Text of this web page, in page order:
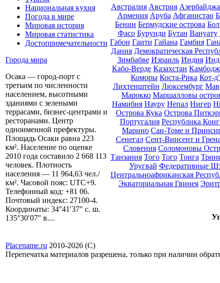
Национальная кухня
Погода в мире
Мировая история
Мировая статистика
Достопримечательности
Города мира
Осака — город-порт с
третьим по численности
населением, высотными
зданиями с зелеными
террасами, бизнес-центрами и
ресторанами. Центр
одноименной префектуры.
Площадь Осаки равна 223
км². Население по оценке
2010 года составило 2 668 113
человек. Плотность
населения — 11 964,63 чел./
км². Часовой пояс: UTC+9.
Телефонный код: +81 06.
Почтовый индекс: 27100-4.
Координаты: 34°41′37″ с. ш.
135°30′07″ в....
Австралия Австрия
Армения Аруба Афганистан
Бенин Бермудские острова
Фасо Бурунди Бутан Вануату
Габон Гаити Гайана Гамбия
Дания Демократическая
Зимбабве Израиль Индия
Кабо-Верде Казахстан
Коморы Коста-Рика Кот-
Лихтенштейн Люксембург
Марокко Маршалловы
Намибия Науру Непал Нигер
Острова Кука Острова
Португалия Республика
Марино Сан-Томе и
Сенегал Сент-Винсент и
Словения Соломоновы
Танзания Того Того Тонга
Уругвай Федеративные
Центральноафриканская
Экваториальная Гвинея
Placename.ru 2010-2026 (С)
Перепечатка материалов разрешена, только при наличии